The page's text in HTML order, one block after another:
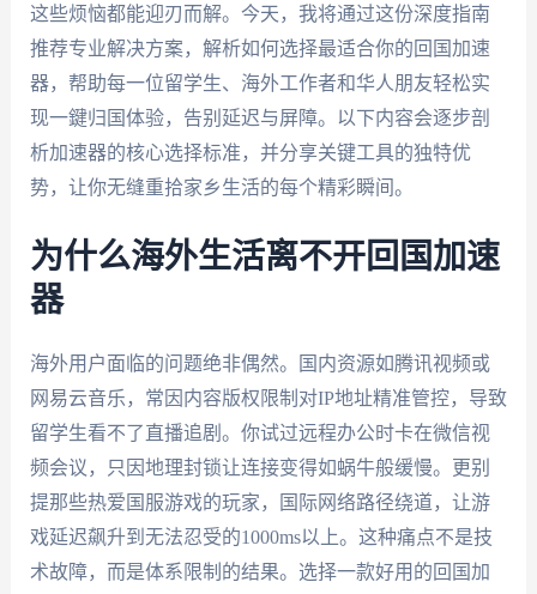
这些烦恼都能迎刃而解。今天，我将通过这份深度指南
推荐专业解决方案，解析如何选择最适合你的回国加速
器，帮助每一位留学生、海外工作者和华人朋友轻松实
现一鍵归国体验，告别延迟与屏障。以下内容会逐步剖
析加速器的核心选择标准，并分享关键工具的独特优
势，让你无缝重拾家乡生活的每个精彩瞬间。
为什么海外生活离不开回国加速
器
海外用户面临的问题绝非偶然。国内资源如腾讯视频或
网易云音乐，常因内容版权限制对IP地址精准管控，导致
留学生看不了直播追剧。你试过远程办公时卡在微信视
频会议，只因地理封锁让连接变得如蜗牛般缓慢。更别
提那些热爱国服游戏的玩家，国际网络路径绕道，让游
戏延迟飙升到无法忍受的1000ms以上。这种痛点不是技
术故障，而是体系限制的结果。选择一款好用的回国加